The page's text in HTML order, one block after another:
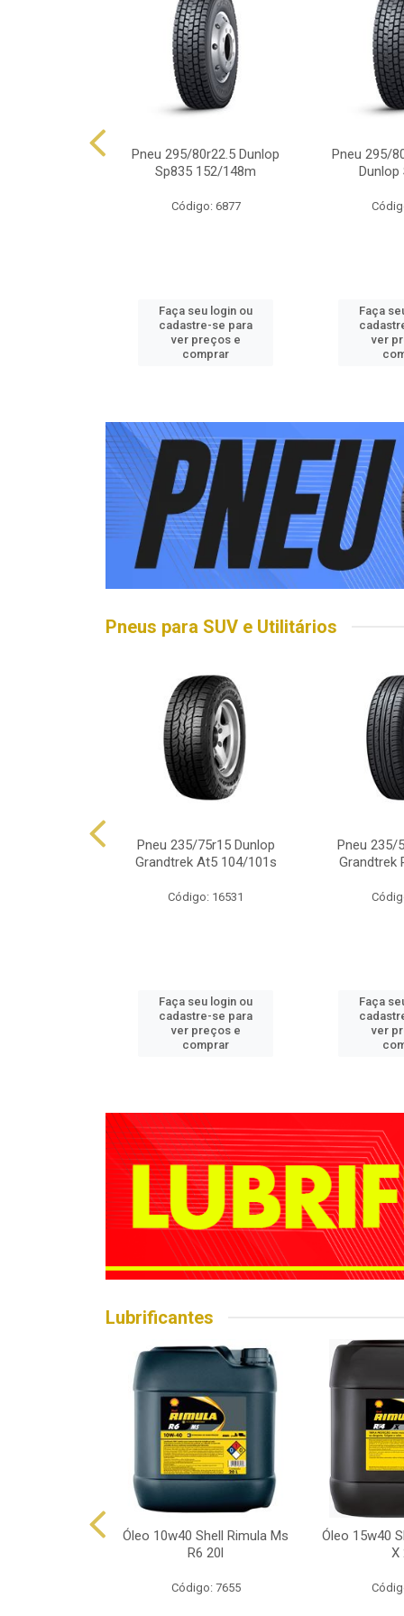
Pneu 295/80r22.5 Dunlop
Sp835 152/148m
Código: 6877
Faça seu login ou
cadastre-se para
ver preços e
comprar
Pneu 295/
Dunlop
Faça
ver
Pneus para SUV e Utilitários
Pneu 235/75r15 Dunlop
Grandtrek At5 104/101s
Código: 16531
Faça seu login ou
cadastre-se para
ver preços e
comprar
Pneu 235/
Grandtrek
Faça
ver
Lubrificantes
Óleo 10w40 Shell Rimula Ms
R6 20l
Código: 7655
Óleo 15w40
X